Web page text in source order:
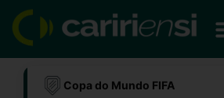
para
conteúdo
Copa do Mundo FIFA